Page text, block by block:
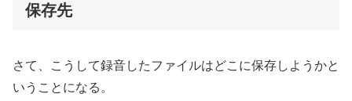
保存先
さて、こうして録音したファイルはどこに保存しようかと
いうことになる。